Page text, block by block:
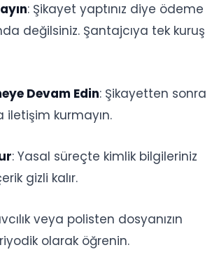
: Şikayet yaptınız diye ödeme
değilsiniz. Şantajcıya tek kuruş
Devam Edin: Şikayetten sonra
iletişim kurmayın.
: Yasal süreçte kimlik bilgileriniz
gizli kalır.
veya polisten dosyanızın
olarak öğrenin.